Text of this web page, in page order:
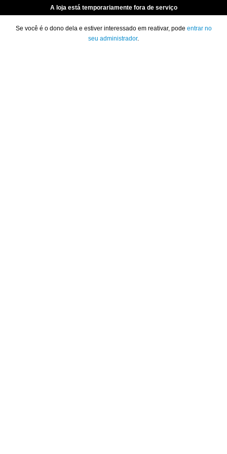
A loja está temporariamente fora de serviço
Se você é o dono dela e estiver interessado em reativar, pode entrar no
seu administrador.